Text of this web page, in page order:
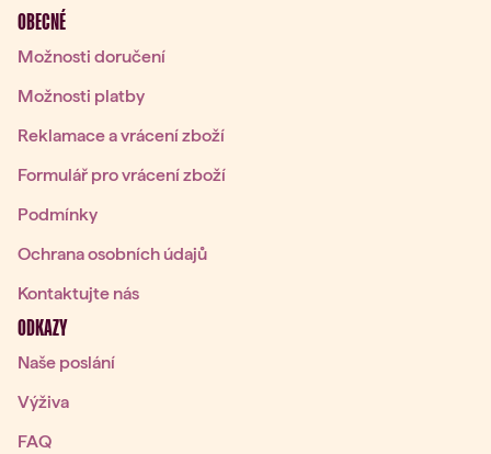
OBECNÉ
Možnosti doručení
Možnosti platby
Reklamace a vrácení zboží
Formulář pro vrácení zboží
Podmínky
Ochrana osobních údajů
Kontaktujte nás
ODKAZY
Naše poslání
Výživa
FAQ